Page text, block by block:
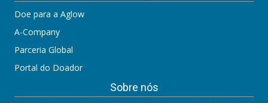
Doe para a Aglow
A-Company
Parceria Global
Portal do Doador
Sobre nós